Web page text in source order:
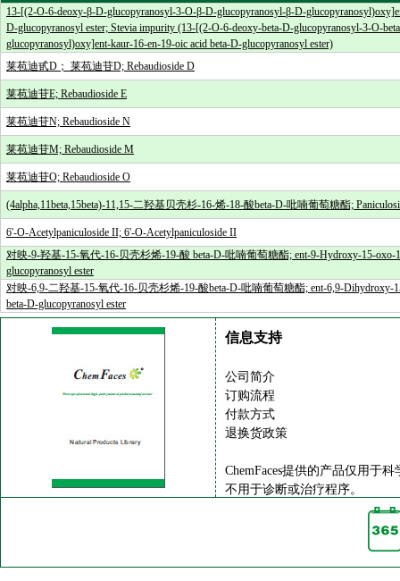
13-[(2-O-6-deoxy-β-D-glucopyranosyl-3-O-β-D-glucopyranosyl-β-D-
D-glucopyranosyl ester; Stevia impurity (13-[(2-O-6-deoxy-beta-D-glucopyranosyl-3-O-
glucopyranosyl)oxy]ent-kaur-16-en-19-oic acid beta-D-glucopyranosyl ester)
莱苞迪甙D； 莱苞迪苷D; Rebaudioside D
莱苞迪苷E; Rebaudioside E
莱苞迪苷N; Rebaudioside N
莱苞迪苷M; Rebaudioside M
莱苞迪苷O; Rebaudioside O
(4alpha,11beta,15beta)-11,15-二羟基贝壳杉-16-烯-18-酸beta-D-吡喃葡萄糖酯;
6'-O-Acetylpaniculoside II; 6'-O-Acetylpaniculoside II
对映-9-羟基-15-氧代-16-贝壳杉烯-19-酸 beta-D-吡喃葡萄糖酯; ent-9-Hydroxy-15-oxo-
glucopyranosyl ester
对映-6,9-二羟基-15-氧代-16-贝壳杉烯-19-酸beta-D-吡喃葡萄糖酯; ent-6,9-Dihydroxy-
beta-D-glucopyranosyl ester
信息支持
公司简介
订购流程
付款方式
退换货政策
ChemFaces提供的产品仅用于
不用于诊断或治疗程序。